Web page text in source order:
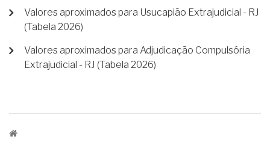
Valores aproximados para Usucapião Extrajudicial - RJ
(Tabela 2026)
Valores aproximados para Adjudicação Compulsória
Extrajudicial - RJ (Tabela 2026)
TRILHA